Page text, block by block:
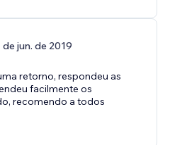
de jun. de 2019
retorno, respondeu as
facilmente os
recomendo a todos